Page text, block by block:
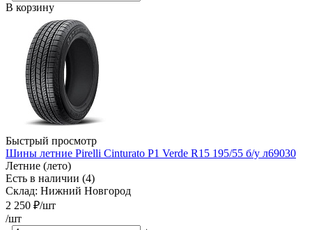
В корзину
Быстрый просмотр
Шины летние Pirelli Cinturato P1 Verde R15 195/55 б/у л69030
Летние (лето)
Есть в наличии (4)
Склад: Нижний Новгород
2 250 ₽/шт
/шт